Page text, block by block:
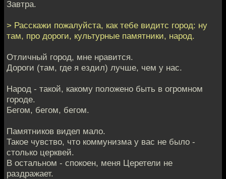
Завтра.
> Расскажи пожалуйста, как тебе видитс город: ну
там, про дороги, культурные памятники, народ.
Отличный город, мне нравится.
Дороги (там, где я ездил) лучше, чем у нас.
Народ - такой, какому положено быть в огромном
городе.
Бегом, бегом, бегом.
Памятников видел мало.
Такое чувство, что коммунизма у вас не было -
столько церквей.
В остальном - спокоен, меня Церетели не
раздражает.